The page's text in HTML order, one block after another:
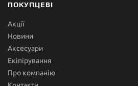
ПОКУПЦЕВІ
Акції
Новини
Аксесуари
Екіпірування
Про компанію